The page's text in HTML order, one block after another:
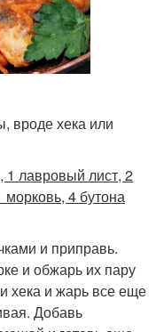
вроде хека или
1 лавровый лист, 2
4 бутона
и приправь.
и обжарь их пару
хека и жарь все еще
Добавь